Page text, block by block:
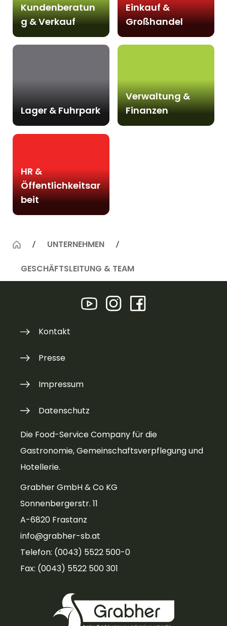
Kundenberatun
g & Verkauf
Einkauf &
Großhandel
Lager & Fuhrpark
Verwaltung &
Finanzen
HR &
Öffentlichkeitsar
beit
UNTERNEHMEN
GESCHÄFTSLEITUNG & TEAM
Die Food-Service Company für die
Gastronomie, Gemeinschaftsverpflegung und
Hotellerie.
Grabher GmbH & Co KG
Sonnenbergerstr. 11
A-6820 Frastanz
info@grabher-sb.at
Telefon: (0043) 5522 500-0
Fax: (0043) 5522 500 301
Kontakt
Presse
Impressum
Datenschutz